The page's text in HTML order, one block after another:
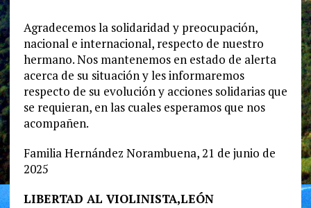
Agradecemos la solidaridad y preocupación,
nacional e internacional, respecto de nuestro
hermano. Nos mantenemos en estado de alerta
acerca de su situación y les informaremos
respecto de su evolución y acciones solidarias que
se requieran, en las cuales esperamos que nos
acompañen.
Familia Hernández Norambuena, 21 de junio de
2025
LIBERTAD AL VIOLINISTA,LEÓN